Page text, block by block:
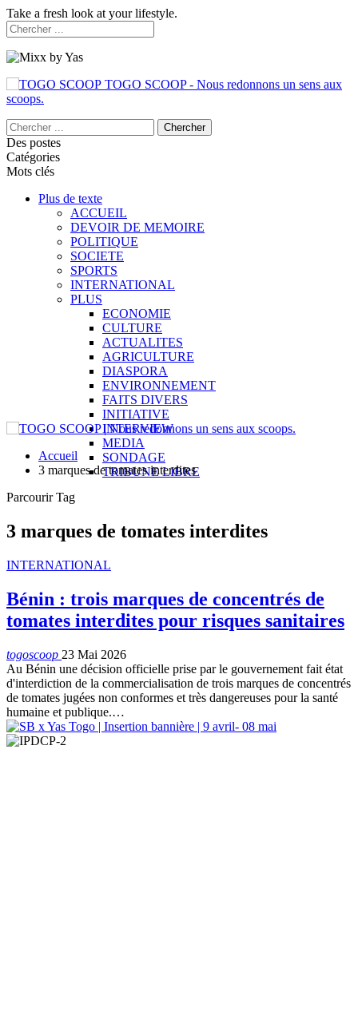
Take a fresh look at your lifestyle.
TOGO SCOOP - Nous redonnons un sens aux
scoops.
Des postes
Catégories
Mots clés
Plus de texte
ACCUEIL
DEVOIR DE MEMOIRE
POLITIQUE
SOCIETE
SPORTS
INTERNATIONAL
PLUS
ECONOMIE
CULTURE
ACTUALITES
AGRICULTURE
DIASPORA
ENVIRONNEMENT
FAITS DIVERS
INITIATIVE
INTERVIEW
MEDIA
SONDAGE
TRIBUNE LIBRE
Accueil
3 marques de tomates interdites
Parcourir Tag
3 marques de tomates interdites
INTERNATIONAL
Bénin : trois marques de concentrés de
tomates interdites pour risques sanitaires
togoscoop 23 Mai 2026
Au Bénin une décision officielle prise par le gouvernement fait état
d'interdiction de la commercialisation de trois marques de concentrés
de tomates jugées non conformes et très dangereuses pour la santé
humaine et publique.…